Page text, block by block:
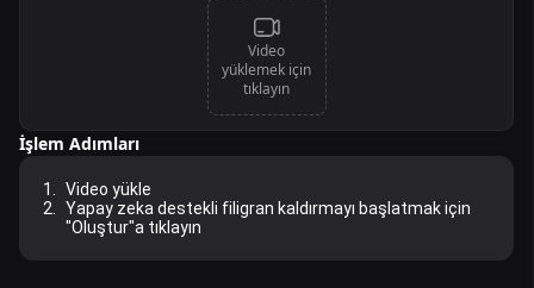
Video
yüklemek için
tıklayın
İşlem Adımları
1.
Video yükle
2.
Yapay zeka destekli filigran kaldırmayı başlatmak için
"Oluştur"a tıklayın